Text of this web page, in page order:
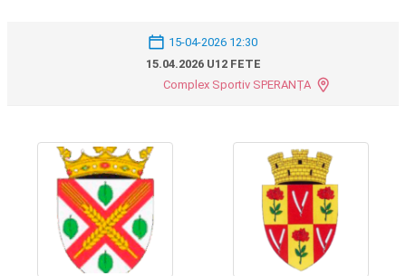
15-04-2026 12:30
15.04.2026 U12 FETE
Complex Sportiv SPERANȚA